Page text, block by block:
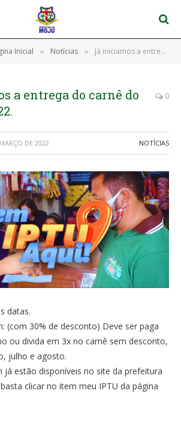
Inicial » Notícias » Já iniciamos a entrega do carnê do IPTU de 2022.
a entrega do carnê do
0
DE 2022 NOTÍCIAS
datas.
(com 30% de desconto) Deve ser paga
ou divida em 3x no carnê sem desconto,
julho e agosto.
já estão disponíveis no site da prefeitura
clicar no item meu IPTU da página